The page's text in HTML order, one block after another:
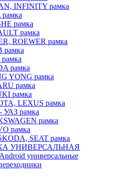
INFINITY рамка
рамка
рамка
рамка
ROEWER рамка
рамка
рамка
YONG рамка
рамка
рамка
LEXUS рамка
УАЗ рамка
рамка
рамка
SEAT рамка
УНИВЕРСАЛЬНАЯ
универсальные